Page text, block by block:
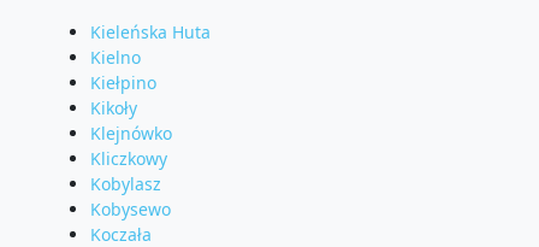
Kieleńska Huta
Kielno
Kiełpino
Kikoły
Klejnówko
Kliczkowy
Kobylasz
Kobysewo
Koczała